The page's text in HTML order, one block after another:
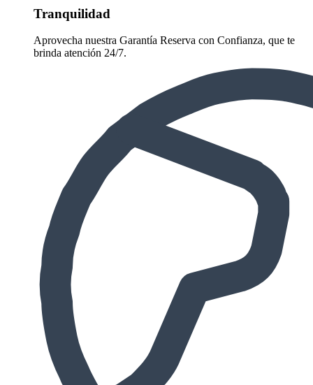
Tranquilidad
Aprovecha nuestra Garantía Reserva con Confianza, que te
brinda atención 24/7.